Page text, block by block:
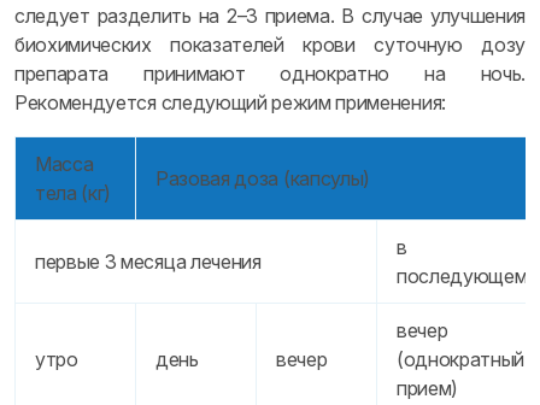
следует разделить на 2–3 приема. В случае улучшения
биохимических показателей крови суточную дозу
препарата принимают однократно на ночь.
Рекомендуется следующий режим применения:
Масса
тела (кг)
Разовая доза (капсулы)
первые 3 месяца лечения
в
последующем
утро день вечер
вечер
(однократный
прием)